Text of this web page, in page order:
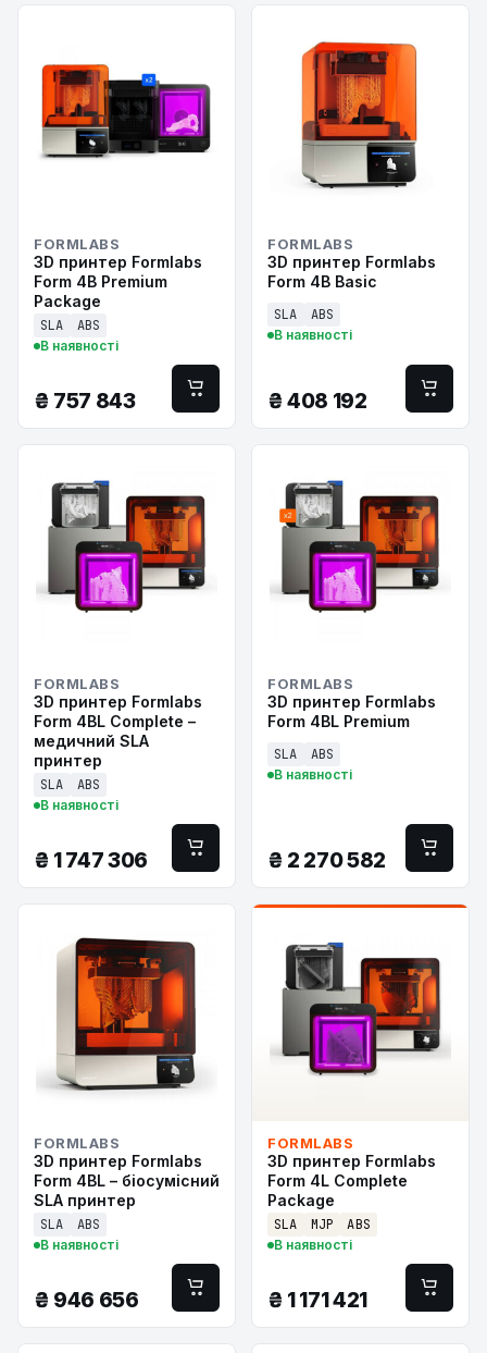
FORMLABS
3D принтер Formlabs
Form 4B Premium
Package
SLA ABS
В наявності
₴ 757 843
FORMLABS
3D принтер Formlabs
Form 4B Basic
SLA ABS
В наявності
₴ 408 192
FORMLABS
3D принтер Formlabs
Form 4BL Complete –
медичний SLA
принтер
SLA ABS
В наявності
₴ 1 747 306
FORMLABS
3D принтер Formlabs
Form 4BL Premium
SLA ABS
В наявності
₴ 2 270 582
FORMLABS
3D принтер Formlabs
Form 4BL – біосумісний
SLA принтер
SLA ABS
В наявності
₴ 946 656
FORMLABS
3D принтер Formlabs
Form 4L Complete
Package
SLA MJP ABS
В наявності
₴ 1 171 421